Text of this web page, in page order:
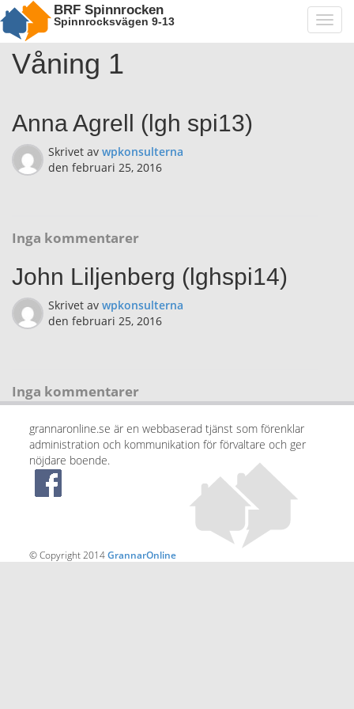
BRF Spinnrocken
Spinnrocksvägen 9-13
Våning 1
Anna Agrell (lgh spi13)
Skrivet av wpkonsulterna
den februari 25, 2016
Inga kommentarer
John Liljenberg (lghspi14)
Skrivet av wpkonsulterna
den februari 25, 2016
Inga kommentarer
grannaronline.se är en webbaserad tjänst som förenklar
administration och kommunikation för förvaltare och ger
nöjdare boende.
© Copyright 2014GrannarOnline